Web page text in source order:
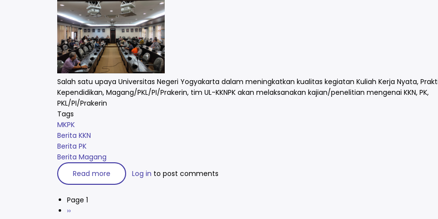
Salah satu upaya Universitas Negeri Yogyakarta dalam meningkatkan kualitas kegiatan Kuliah Kerja Nyata,
Kependidikan, Magang/PKL/PI/Prakerin, tim UL-KKNPK akan melaksanakan kajian/penelitian mengenai KKN, PK,
PKL/PI/Prakerin
Tags
MKPK
Berita KKN
Berita PK
Berita Magang
Read more about
Koordinasi
Tim
Log in to post comments
Pagination
Page 1
Next
››